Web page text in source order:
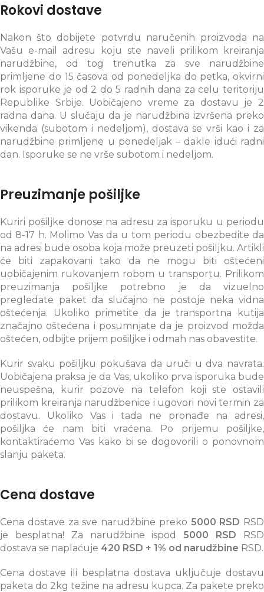
Rokovi dostave
Nakon što dobijete potvrdu naručenih proizvoda na
Vašu e-mail adresu koju ste naveli prilikom kreiranja
narudžbine, od tog trenutka za sve narudžbine
primljene do 15 časova od ponedeljka do petka, okvirni
rok isporuke je od 2 do 5 radnih dana za celu teritoriju
Republike Srbije. Uobičajeno vreme za dostavu je 2
radna dana. U slučaju da je narudžbina izvršena preko
vikenda (subotom i nedeljom), dostava se vrši kao i za
narudžbine primljene u ponedeljak – dakle idući radni
dan. Isporuke se ne vrše subotom i nedeljom.
Preuzimanje pošiljke
Kuriri pošiljke donose na adresu za isporuku u periodu
od 8-17 h. Molimo Vas da u tom periodu obezbedite da
na adresi bude osoba koja može preuzeti pošiljku. Artikli
će biti zapakovani tako da ne mogu biti oštećeni
uobičajenim rukovanjem robom u transportu. Prilikom
preuzimanja pošiljke potrebno je da vizuelno
pregledate paket da slučajno ne postoje neka vidna
oštećenja. Ukoliko primetite da je transportna kutija
značajno oštećena i posumnjate da je proizvod možda
oštećen, odbijte prijem pošiljke i odmah nas obavestite.
Kurir svaku pošiljku pokušava da uruči u dva navrata.
Uobičajena praksa je da Vas, ukoliko prva isporuka bude
neuspešna, kurir pozove na telefon koji ste ostavili
prilikom kreiranja narudžbenice i ugovori novi termin za
dostavu. Ukoliko Vas i tada ne pronađe na adresi,
pošiljka će nam biti vraćena. Po prijemu pošiljke,
kontaktiraćemo Vas kako bi se dogovorili o ponovnom
slanju paketa.
Cena dostave
Cena dostave za sve narudžbine preko 5000 RSD RSD
je besplatna! Za narudžbine ispod5000 RSD RSD
dostava se naplaćuje 420 RSD + 1% od narudžbine RSD.
Cena dostave ili besplatna dostava uključuje dostavu
paketa do 2kg težine na adresu kupca. Za pakete preko